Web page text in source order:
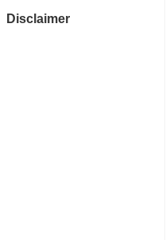
Disclaimer